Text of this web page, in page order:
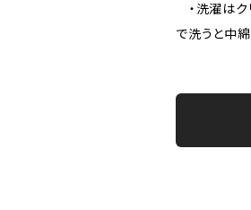
・洗濯はク
で洗うと中